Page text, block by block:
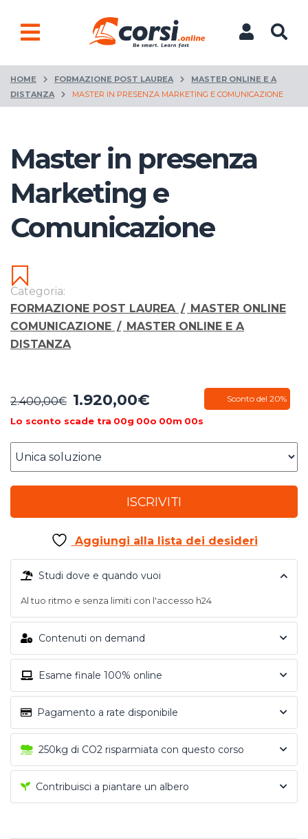
HOME FORMAZIONE POST LAUREA
MASTER ONLINE E A
DISTANZA
MASTER IN PRESENZA MARKETING E COMUNICAZIONE
Master in presenza
Marketing e
Comunicazione
Categoria:
FORMAZIONE POST LAUREA / MASTER ONLINE
COMUNICAZIONE / MASTER ONLINE E A
DISTANZA
2.400,00€ Il
prezzo
era:
2.400,00€.
1.920,00€Il
è:
Sconto del 20%
Lo sconto scade tra 00g 00o 00m 00s
ISCRIVITI
Aggiungi alla lista dei desideri
Studi dove e quando vuoi
Al tuo ritmo e senza limiti con l'accesso h24
Contenuti on demand
Esame finale 100% online
Pagamento a rate disponibile
250kg di CO2 risparmiata con questo corso
Contribuisci a piantare un albero